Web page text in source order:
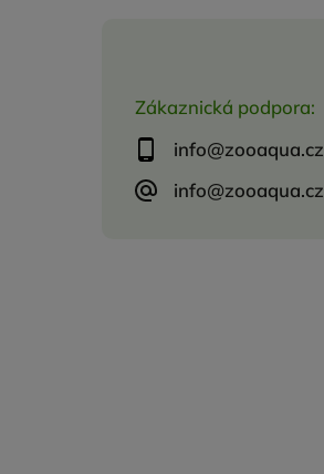
Zákaznická podpora:
info@zooaqua.cz
info@zooaqua.cz